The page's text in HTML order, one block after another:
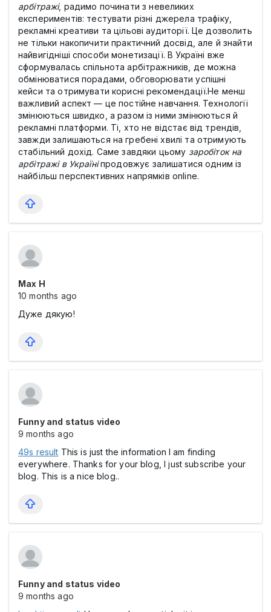
арбітражі, радимо починати з невеликих
експериментів: тестувати різні джерела трафіку,
рекламні креативи та цільові аудиторії. Це дозволить
не тільки накопичити практичний досвід, але й знайти
найвигідніші способи монетизації. В Україні вже
сформувалась спільнота арбітражників, де можна
обмінюватися порадами, обговорювати успішні
кейси та отримувати корисні рекомендації.Не менш
важливий аспект — це постійне навчання. Технології
змінюються швидко, а разом із ними змінюються й
рекламні платформи. Ті, хто не відстає від трендів,
завжди залишаються на гребені хвилі та отримують
стабільний дохід. Саме завдяки цьому заробіток на
арбітражі в Україніпродовжує залишатися одним із
найбільш перспективних напрямків online.
Max Н
10 months ago
Дуже дякую!
Funny and status video
9 months ago
49s result This is just the information I am finding
everywhere. Thanks for your blog, I just subscribe your
blog. This is a nice blog..
Funny and status video
9 months ago